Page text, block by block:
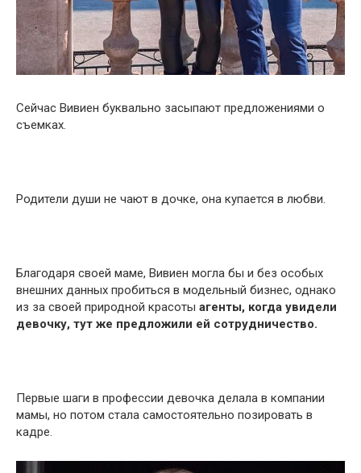
Сейчас Вивиен буквально засыпают предложениями о
съемках.
Родители души не чают в дочке, она купается в любви.
Благодаря своей маме, Вивиен могла бы и без особых
внешних данных пробиться в модельный бизнес, однако
из за своей природной красоты агенты, когда увидели
девочку, тут же предложили ей сотрудничество.
Первые шаги в профессии девочка делала в компании
мамы, но потом стала самостоятельно позировать в
кадре.